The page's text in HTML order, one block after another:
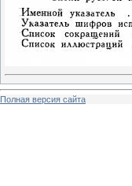
Полная версия сайта